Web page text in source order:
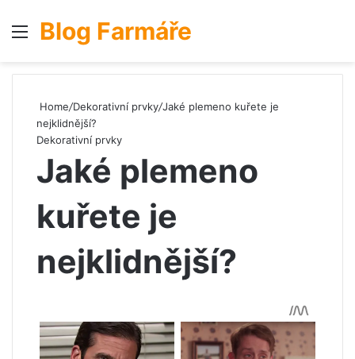
Menu
Blog Farmáře
Home/Dekorativní prvky/Jaké plemeno kuřete je
nejklidnější?
Dekorativní prvky
Jaké plemeno
kuřete je
nejklidnější?